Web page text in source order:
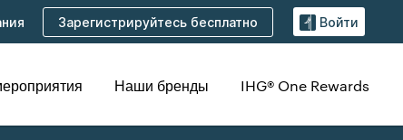
Зарегистрируйтесь бесплатно Войти
Наши бренды IHG® One Rewards